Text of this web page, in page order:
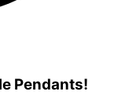
Pendants!